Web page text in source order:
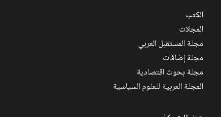
الكتب
المجلات
مجلة المستقبل العربي
مجلة إضافات
مجلة بحوث اقتصادية
المجلة العربية للعلوم السياسية